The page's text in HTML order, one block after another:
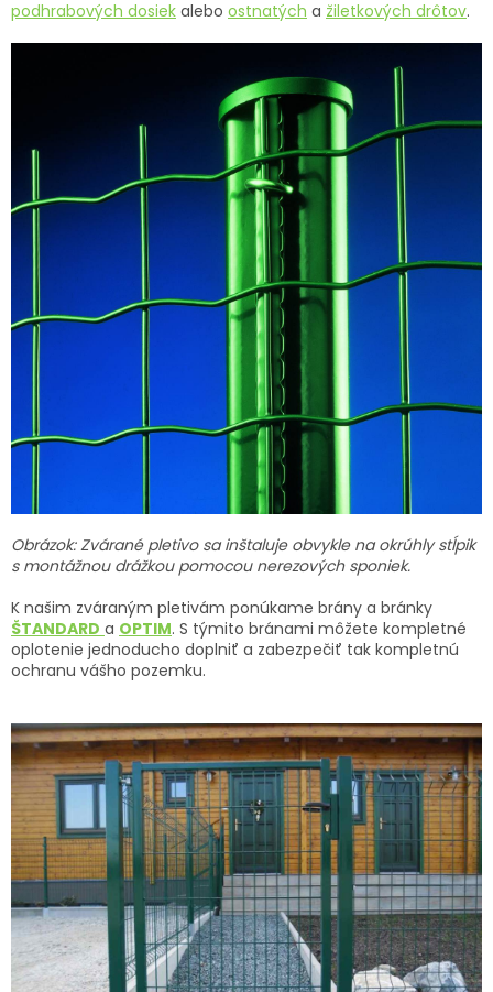
podhrabových dosiek alebo ostnatých a žiletkových drôtov.
Obrázok: Zvárané pletivo sa inštaluje obvykle na okrúhly stĺpik
s montážnou drážkou pomocou nerezových sponiek.
K našim zváraným pletivám ponúkame brány a bránky
ŠTANDARD a OPTIM. S týmito bránami môžete kompletné
oplotenie jednoducho doplniť a zabezpečiť tak kompletnú
ochranu vášho pozemku.